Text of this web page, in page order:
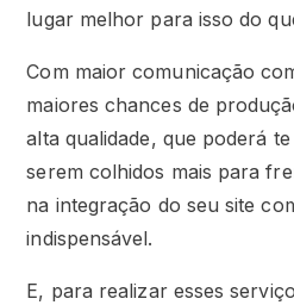
lugar melhor para isso do
Com maior comunicação
maiores chances de
alta qualidade, que poderá
serem colhidos mais para
na integração do seu site
indispensável.
E, para realizar esses